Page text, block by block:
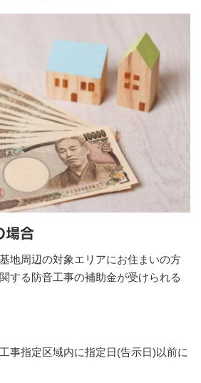
場合
地周辺の対象エリアにお住まいの方
する防音工事の補助金が受けられる
事指定区域内に指定日(告示日)以前に